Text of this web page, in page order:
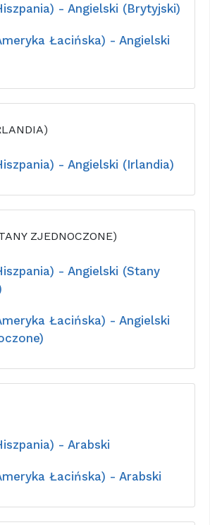
- Angielski (Brytyjski)
Łacińska) - Angielski
- Angielski (Irlandia)
ZJEDNOCZONE)
- Angielski (Stany
Łacińska) - Angielski
- Arabski
Łacińska) - Arabski